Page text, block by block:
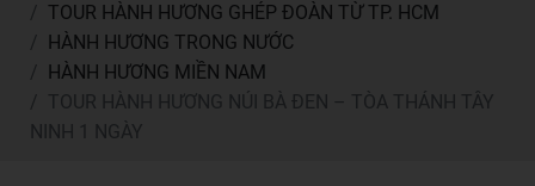
TOUR HÀNH HƯƠNG GHÉP ĐOÀN TỪ TP. HCM
HÀNH HƯƠNG TRONG NƯỚC
HÀNH HƯƠNG MIỀN NAM
TOUR HÀNH HƯƠNG NÚI BÀ ĐEN – TÒA THÁNH TÂY
NINH 1 NGÀY